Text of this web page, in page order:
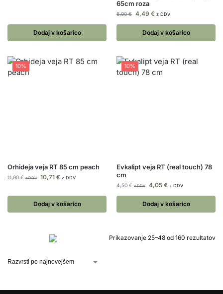
Dodaj v košarico
65cm roza
6,90€ 4,49 € z DDV
Dodaj v košarico
10%
Orhideja veja RT 85 cm peach
11,90€ z DDV 10,71 € z DDV
Dodaj v košarico
10%
Evkalipt veja RT (real touch) 78
cm
4,50€ z DDV 4,05 € z DDV
Dodaj v košarico
Prikazovanje 25–48 od 160 rezultatov